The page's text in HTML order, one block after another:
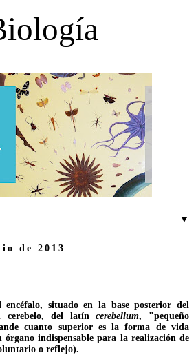
▼
de 2013
situado en la base posterior del
cerebelo, del latíncerebellum, "pequeño
cuanto superior es la forma de vida
órgano indispensable para la realización de
o reflejo).